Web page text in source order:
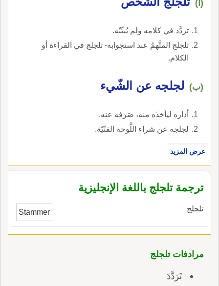
(أ)
تردَّد في كلامه ولم يُبيِّنْه.
تلجلج المتَّهمُ عند استجوابه- تلجلج في القراءة أو
الكلام.
(ب) لجلجه عن الشّيء
أداره ليأخذَه منه، صَرَفه عنه.
لجلجه عن شراء اللَّوحة الفنّيّة.
عرض المزيد
ترجمة تلجلج باللغة الإنجليزية
تلجلج Stammer
مرادفات تلجلج
تَرَدَّدَ